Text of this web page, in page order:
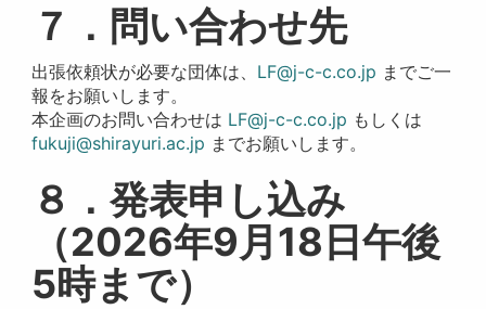
７．問い合わせ先
出張依頼状が必要な団体は、 LF@j-c-c.co.jp までご一
報をお願いします。
本企画のお問い合わせは LF@j-c-c.co.jp もしくは
fukuji@shirayuri.ac.jp までお願いします。
８．発表申し込み
（2026年9月18日午後
5時まで）